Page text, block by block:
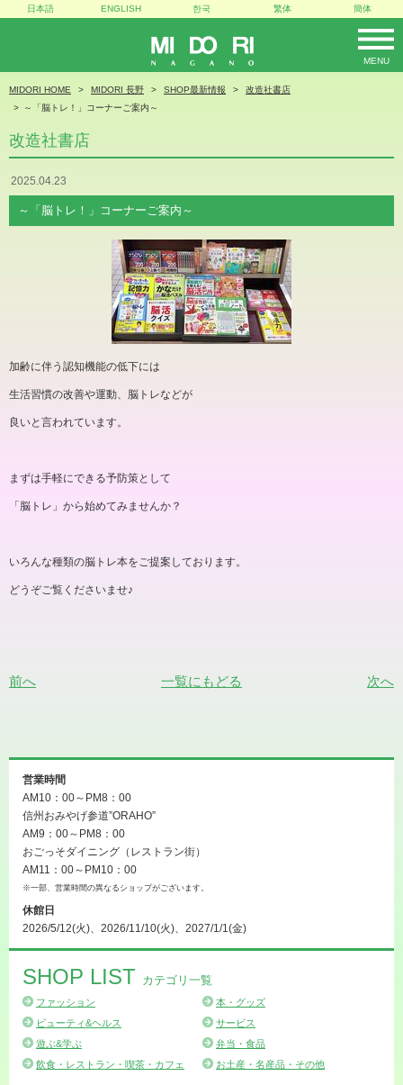
MIDORI
MENU
日本語 ENGLISH 한국 繁体 簡体
MIDORI HOME MIDORI 長野 SHOP最新情報
改造社書店
～「脳トレ！」コーナーご案内～
改造社書店
2025.04.23
～「脳トレ！」コーナーご案内～
加齢に伴う認知機能の低下には
生活習慣の改善や運動、脳トレなどが
良いと言われています。
まずは手軽にできる予防策として
「脳トレ」から始めてみませんか？
いろんな種類の脳トレ本をご提案しております。
どうぞご覧くださいませ♪
前へ 一覧にもどる 次へ
営業時間
AM10：00～PM8：00
信州おみやげ参道”ORAHO”
AM9：00～PM8：00
おごっそダイニング（レストラン街）
AM11：00～PM10：00
※一部、営業時間の異なるショップがございます。
休館日
2026/5/12(火)、2026/11/10(火)、2027/1/1(金)
SHOP LIST カテゴリ一覧
ファッション
本・グッズ
ビューティ&ヘルス
サービス
遊ぶ&学ぶ
弁当・食品
飲食・レストラン・喫茶・カフェ
お土産・名産品・その他